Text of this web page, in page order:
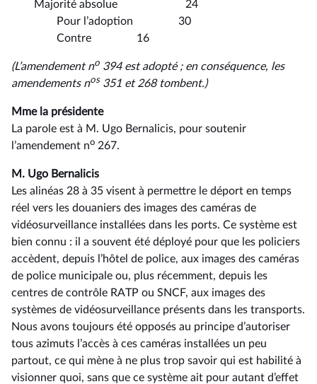
Majorité absolue 24
Pour l’adoption 30
Contre 16
(L’amendement no 394 est adopté ; en conséquence, les
amendements nos 351 et 268 tombent.)
Mme la présidente
La parole est à M. Ugo Bernalicis, pour soutenir
l’amendement no 267.
M. Ugo Bernalicis
Les alinéas 28 à 35 visent à permettre le déport en temps
réel vers les douaniers des images des caméras de
vidéosurveillance installées dans les ports. Ce système est
bien connu : il a souvent été déployé pour que les policiers
accèdent, depuis l’hôtel de police, aux images des caméras
de police municipale ou, plus récemment, depuis les
centres de contrôle RATP ou SNCF, aux images des
systèmes de vidéosurveillance présents dans les transports.
Nous avons toujours été opposés au principe d’autoriser
tous azimuts l’accès à ces caméras installées un peu
partout, ce qui mène à ne plus trop savoir qui est habilité à
visionner quoi, sans que ce système ait pour autant d’effet